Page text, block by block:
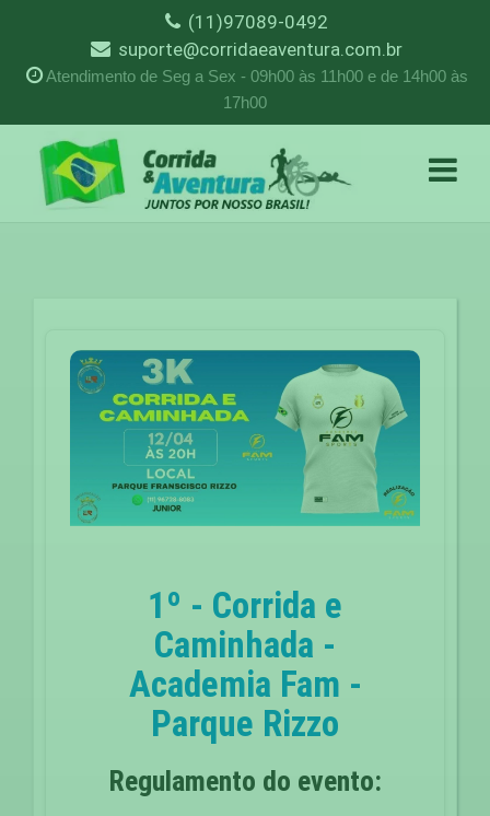
(11)97089-0492
suporte@corridaeaventura.com.br
Atendimento de Seg a Sex - 09h00 às 11h00 e de 14h00 às
17h00
1º - Corrida e
Caminhada -
Academia Fam -
Parque Rizzo
Regulamento do evento: